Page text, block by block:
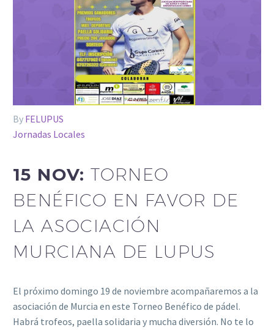
By FELUPUS
Jornadas Locales
15 NOV:TORNEO
BENÉFICO EN FAVOR DE
LA ASOCIACIÓN
MURCIANA DE LUPUS
El próximo domingo 19 de noviembre acompañaremos a la
asociación de Murcia en este Torneo Benéfico de pádel.
Habrá trofeos, paella solidaria y mucha diversión. No te lo